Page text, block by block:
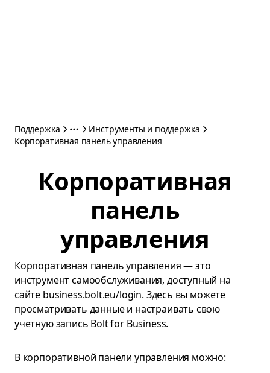
Поддержка
Инструменты и поддержка
Корпоративная панель управления
Корпоративная
панель
управления
Корпоративная панель управления — это
инструмент самообслуживания, доступный на
сайте business.bolt.eu/login. Здесь вы можете
просматривать данные и настраивать свою
учетную запись Bolt for Business.
В корпоративной панели управления можно: